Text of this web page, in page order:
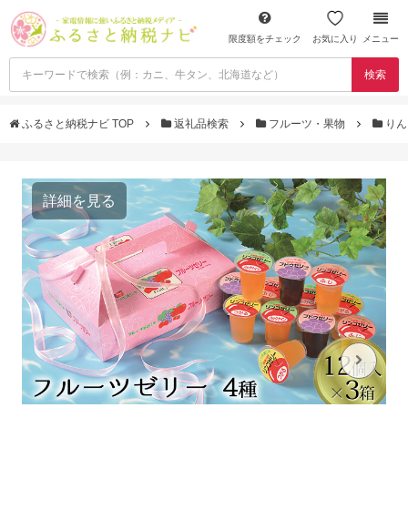
限度額をチェック お気に入り メニュー
検索
ふるさと納税ナビ TOP 返礼品検索 フルーツ・果物 り
詳細を見る